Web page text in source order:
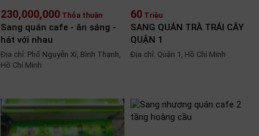
230,000,000 Thỏa thuận
Sang quán cafe - ăn sáng -
hát với nhau
Địa chỉ: Phố Nguyễn Xí, Bình Thạnh,
Hồ Chí Minh
60Triệu
SANG QUÁN TRÀ TRÁI CÂY
QUẬN 1
Địa chỉ: Quận 1, Hồ Chí Minh